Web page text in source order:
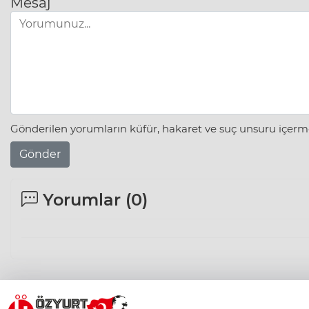
Gönderilen yorumların küfür, hakaret ve suç unsuru
Gönder
Yorumlar (0)